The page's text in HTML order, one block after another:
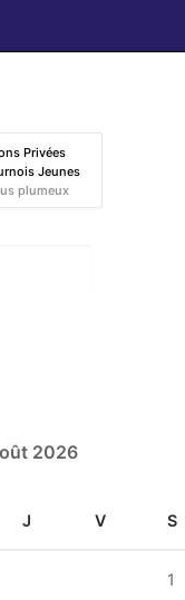
Privées
Jeunes
plumeux
2026
J V S
1